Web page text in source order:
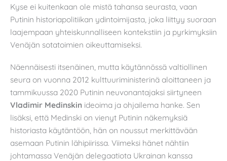
Kyse ei kuitenkaan ole mistä tahansa seurasta, vaan
Putinin historiapolitiikan ydintoimijasta, joka liittyy suoraan
laajempaan yhteiskunnalliseen kontekstiin ja pyrkimyksiin
Venäjän sotatoimien oikeuttamiseksi.
Näennäisesti itsenäinen, mutta käytännössä valtiollinen
seura on vuonna 2012 kulttuuriministerinä aloittaneen ja
tammikuussa 2020 Putinin neuvonantajaksi siirtyneen
Vladimir Medinskin ideoima ja ohjailema hanke. Sen
lisäksi, että Medinski on vienyt Putinin näkemyksiä
historiasta käytäntöön, hän on noussut merkittävään
asemaan Putinin lähipiirissa. Viimeksi hänet nähtiin
johtamassa Venäjän delegaatiota Ukrainan kanssa